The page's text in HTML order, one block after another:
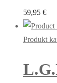
59,95 €
Produkt